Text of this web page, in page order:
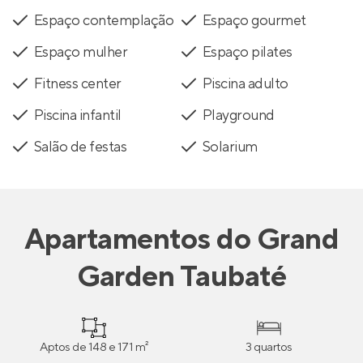
Espaço contemplação
Espaço gourmet
Espaço mulher
Espaço pilates
Fitness center
Piscina adulto
Piscina infantil
Playground
Salão de festas
Solarium
Apartamentosdo Grand
Garden Taubaté
Aptos de 148 e 171 m² 3 quartos